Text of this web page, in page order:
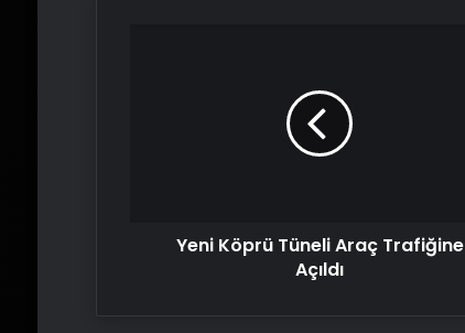
Yeni Köprü Tüneli Araç Trafiğine
Açıldı